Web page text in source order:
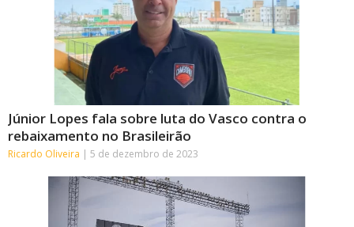
Júnior Lopes fala sobre luta do Vasco contra o
rebaixamento no Brasileirão
Ricardo Oliveira 5 de dezembro de 2023